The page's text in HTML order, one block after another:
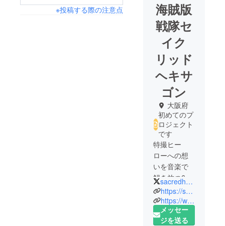
※投稿する際の注意点
海賊版
戦隊セ
イク
リッド
ヘキサ
ゴン
大阪府
初めてのプ
ロジェクト
です
特撮ヒー
ローへの想
いを音楽で
解き放つ6人
組特撮ソン
グカバーバ
ンド！
sacredhexagon
https://sacredred.net/sacredhexagon/
https://www.instagram.com/sacredhexagon/
メッセー
ジを送る